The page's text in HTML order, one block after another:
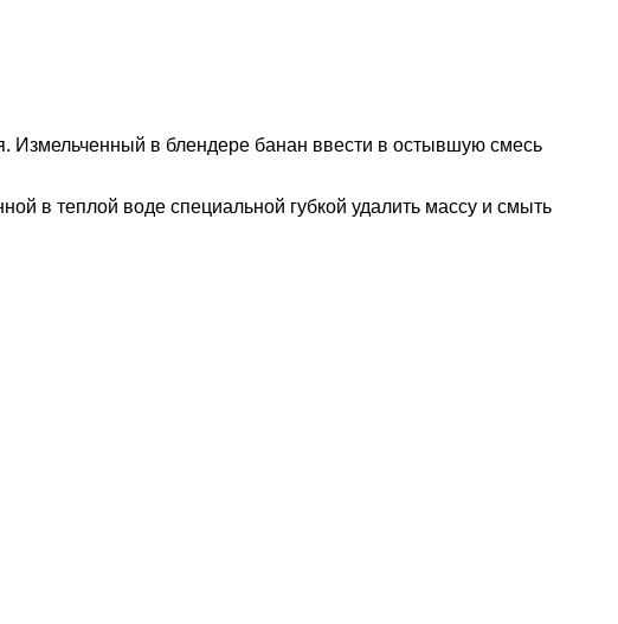
Измельченный в блендере банан ввести в остывшую смесь
в теплой воде специальной губкой удалить массу и смыть